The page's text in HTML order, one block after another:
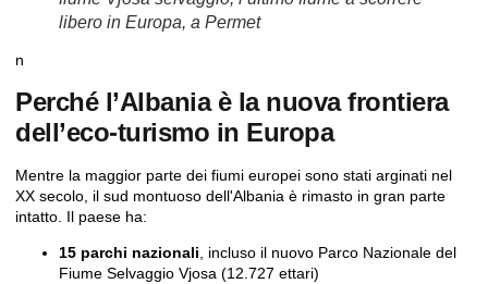
libero in Europa, a Permet
n
Perché l’Albania è la nuova frontiera
dell’eco-turismo in Europa
Mentre la maggior parte dei fiumi europei sono stati arginati nel
XX secolo, il sud montuoso dell'Albania è rimasto in gran parte
intatto. Il paese ha:
15 parchi nazionali, incluso il nuovo Parco Nazionale del
Fiume Selvaggio Vjosa (12.727 ettari)